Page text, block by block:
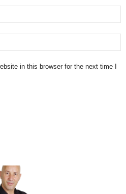
in this browser for the next time I